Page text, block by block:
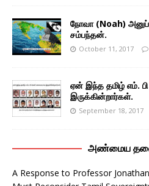
நோவா (Noah)
சம்பந்தன்.
October 11, 2017
ஏன் இந்த தமிழ் எம்.
இருக்கின்றார்கள்.
September 18, 2017
அண்மைய
A Response to Professor